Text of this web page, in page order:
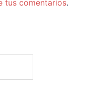
tus comentarios.